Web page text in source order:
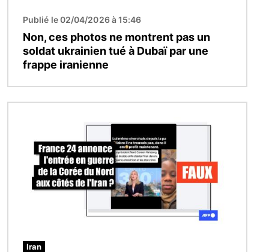
Publié le 02/04/2026 à 15:46
Non, ces photos ne montrent pas un
soldat ukrainien tué à Dubaï par une
frappe iranienne
Iran